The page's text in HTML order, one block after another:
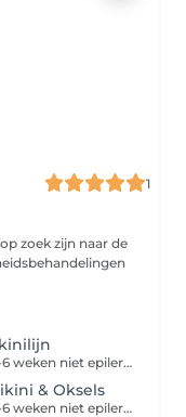
1
zoek zijn naar de
Prijs per sessie. Voor de behandeling: - 4-6 weken niet epileren, harsen of uittrekken - 24-48u voor de behandeling de zone scheren - Gebruik geen zelfbruiner net voor de behandeling - Huid mag niet bruiner zijn dan de haartjes Na de behandeling: - 2 weken niet zonnen of zonnebanken met de behandelde zone zonder SPF 50 of 30
& Oksels
Prijs per sessie. Voor de behandeling: - 4-6 weken niet epileren, harsen of uittrekken - 24-48u voor de behandeling de zone scheren - Gebruik geen zelfbruiner net voor de behandeling - Huid mag niet bruiner zijn dan de haartjes Na de behandeling: - 2 weken niet zonnen of zonnebanken met de behandelde zone zonder SPF 50 of 30